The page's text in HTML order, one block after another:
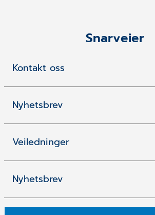
Snarveier
Kontakt oss
Nyhetsbrev
Veiledninger
Nyhetsbrev